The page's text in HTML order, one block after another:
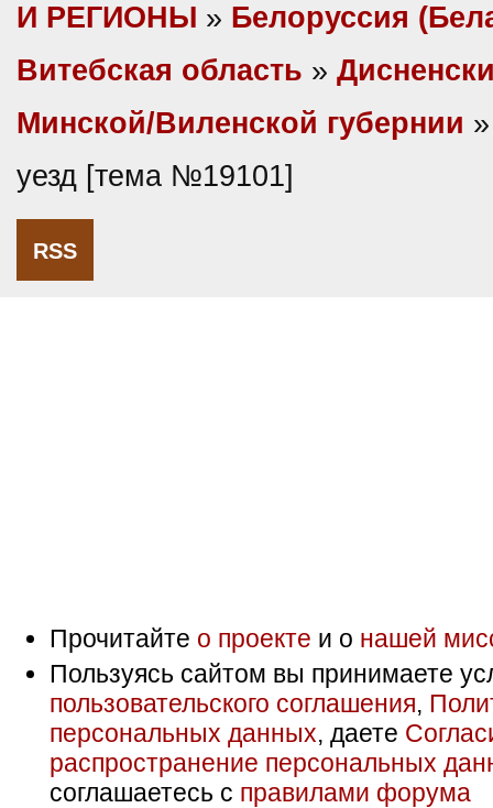
И РЕГИОНЫ » Белоруссия
Витебская область »
Минской/Виленской губернии
уезд [тема №19101]
RSS
Прочитайте о проекте и о нашей
Пользуясь сайтом вы принимаете
пользовательского соглашения,
персональных данных, даете
распространение персональных
соглашаетесь с правилами форума